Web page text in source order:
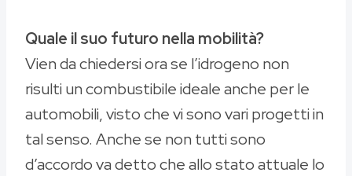
Quale il suo futuro nella mobilità?
Vien da chiedersi ora se l’idrogeno non
risulti un combustibile ideale anche per le
automobili, visto che vi sono vari progetti in
tal senso. Anche se non tutti sono
d’accordo va detto che allo stato attuale lo